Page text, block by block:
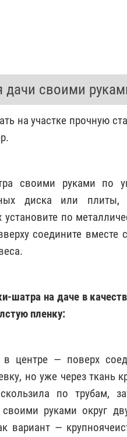
дачи своими
на участке прочную
своими руками по
диска или плиты,
по
соедините
шатра на даче в
пленку:
в центре — поверх
но уже через ткань
по трубам,
своими руками округ
вариант —